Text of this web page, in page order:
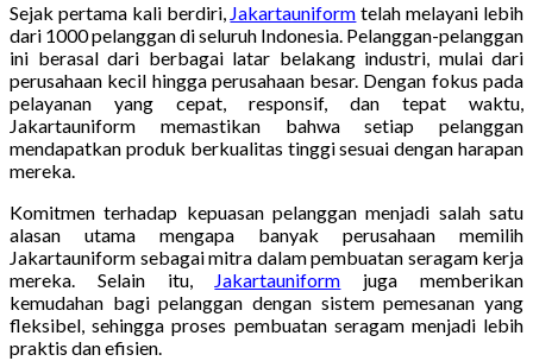
Sejak pertama kali berdiri, Jakartauniform telah melayani lebih
dari 1000 pelanggan di seluruh Indonesia. Pelanggan-pelanggan
ini berasal dari berbagai latar belakang industri, mulai dari
perusahaan kecil hingga perusahaan besar. Dengan fokus pada
pelayanan yang cepat, responsif, dan tepat waktu,
Jakartauniform memastikan bahwa setiap pelanggan
mendapatkan produk berkualitas tinggi sesuai dengan harapan
mereka.
Komitmen terhadap kepuasan pelanggan menjadi salah satu
alasan utama mengapa banyak perusahaan memilih
Jakartauniform sebagai mitra dalam pembuatan seragam kerja
mereka. Selain itu, Jakartauniform
juga memberikan
kemudahan bagi pelanggan dengan sistem pemesanan yang
fleksibel, sehingga proses pembuatan seragam menjadi lebih
praktis dan efisien.